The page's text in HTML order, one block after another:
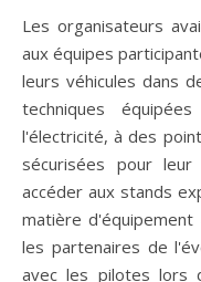
Les organisateurs
aux équipes
leurs véhicules dans
techniques
l'électricité, à des
sécurisées pour
accéder aux stands
matière
les partenaires de
avec les pilotes lors